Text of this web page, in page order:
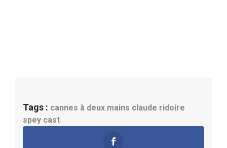
Tags : cannes à deux mains claude ridoire
spey cast